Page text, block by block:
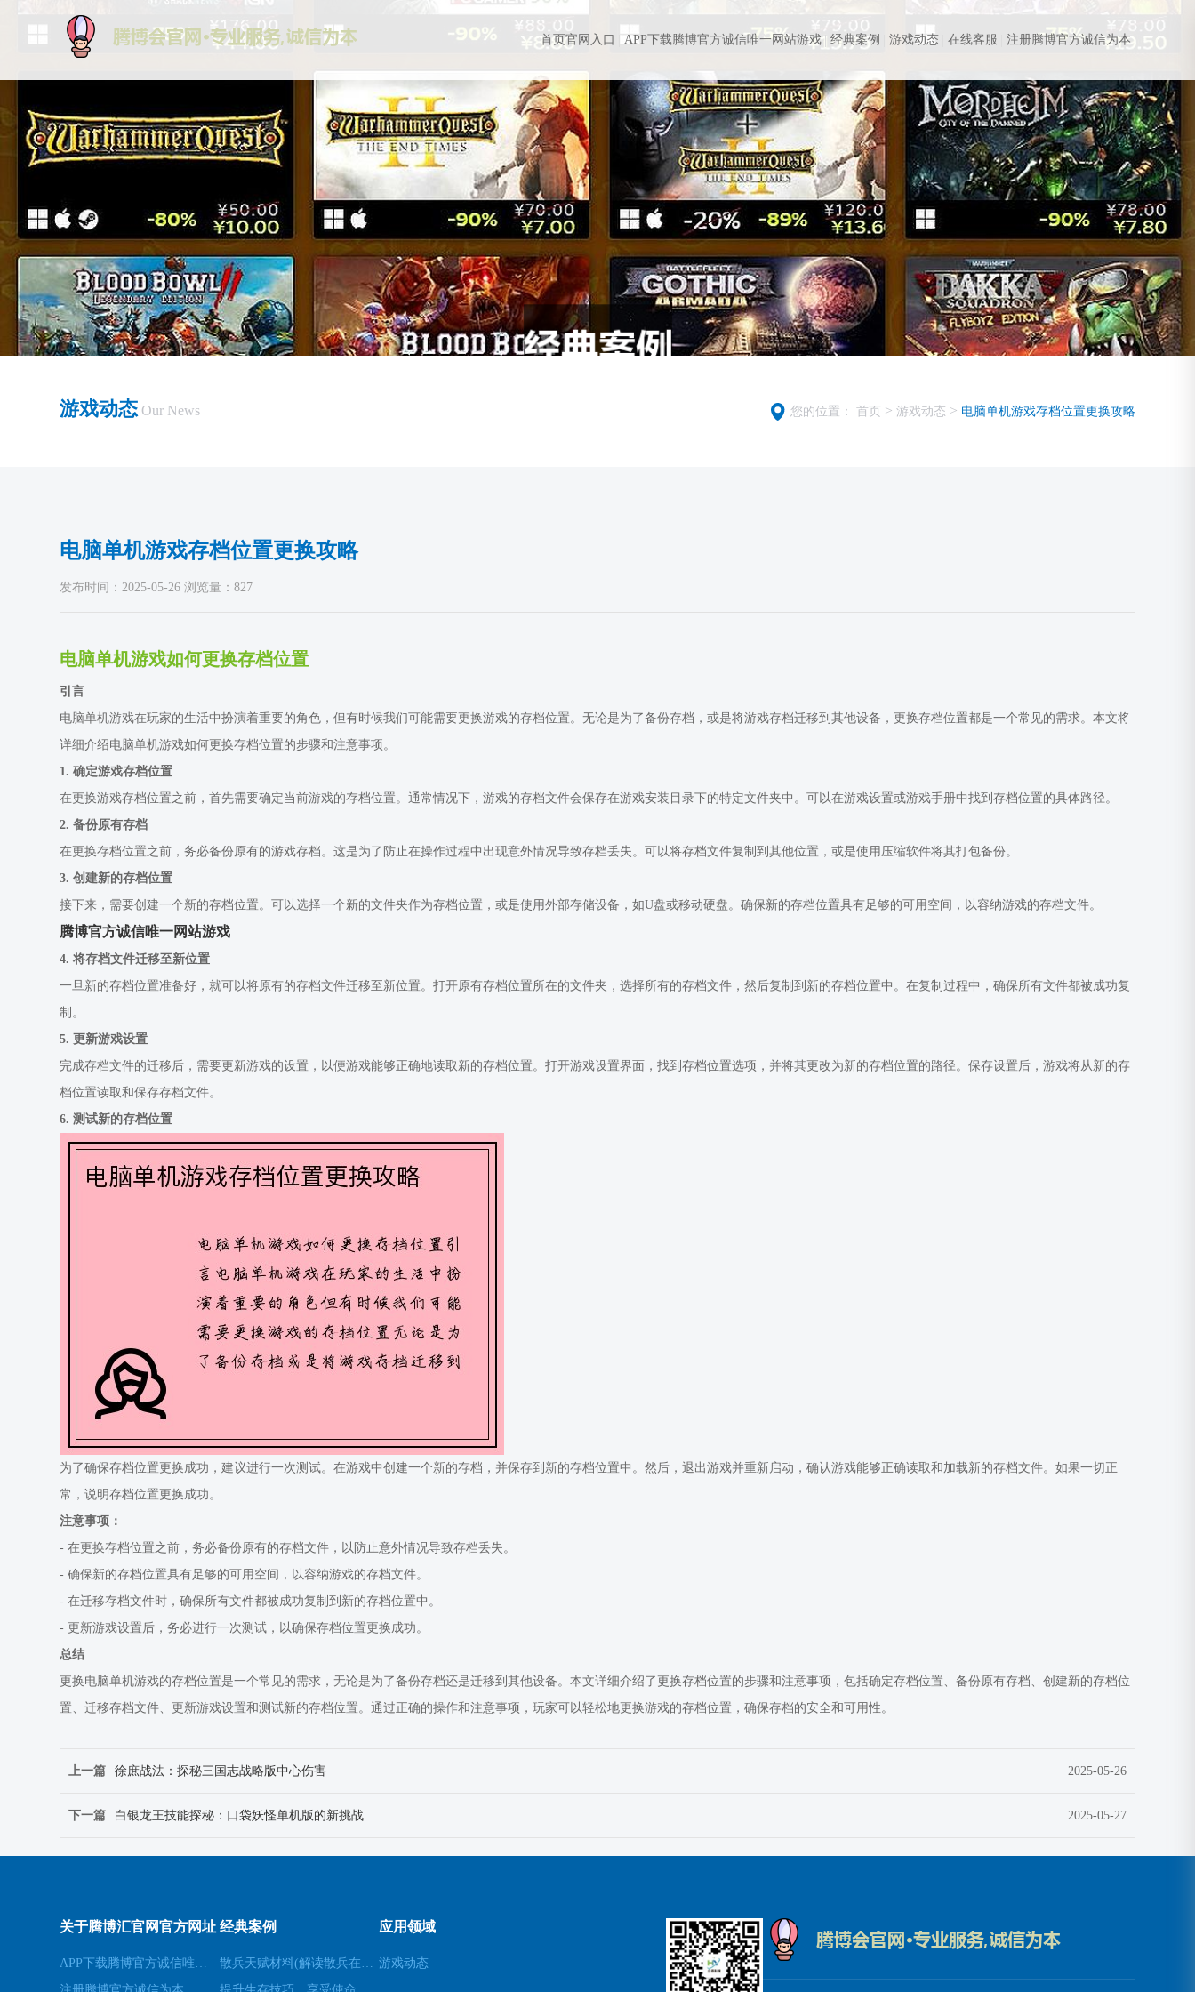
首页官网入口 APP下载腾博官方诚信唯一网站游戏 经典案例 游戏动态 在线客服 注册腾博官方诚信为本
游戏动态 Our News 您的位置： 首页 > 游戏动态 > 电脑单机游戏存档位置更换攻略
电脑单机游戏存档位置更换攻略
发布时间：2025-05-26 浏览量：827
电脑单机游戏如何更换存档位置
引言
电脑单机游戏在玩家的生活中扮演着重要的角色，但有时候我们可能需要更换游戏的存档位置。无论是为了备份存档，或是将游戏存档迁移到其他设备，更换存档位置都是一个常见的需求。本文将
详细介绍电脑单机游戏如何更换存档位置的步骤和注意事项。
1. 确定游戏存档位置
在更换游戏存档位置之前，首先需要确定当前游戏的存档位置。通常情况下，游戏的存档文件会保存在游戏安装目录下的特定文件夹中。可以在游戏设置或游戏手册中找到存档位置的具体路径。
2. 备份原有存档
在更换存档位置之前，务必备份原有的游戏存档。这是为了防止在操作过程中出现意外情况导致存档丢失。可以将存档文件复制到其他位置，或是使用压缩软件将其打包备份。
3. 创建新的存档位置
接下来，需要创建一个新的存档位置。可以选择一个新的文件夹作为存档位置，或是使用外部存储设备，如U盘或移动硬盘。确保新的存档位置具有足够的可用空间，以容纳游戏的存档文件。
腾博官方诚信唯一网站游戏
4. 将存档文件迁移至新位置
一旦新的存档位置准备好，就可以将原有的存档文件迁移至新位置。打开原有存档位置所在的文件夹，选择所有的存档文件，然后复制到新的存档位置中。在复制过程中，确保所有文件都被成功复
制。
5. 更新游戏设置
完成存档文件的迁移后，需要更新游戏的设置，以便游戏能够正确地读取新的存档位置。打开游戏设置界面，找到存档位置选项，并将其更改为新的存档位置的路径。保存设置后，游戏将从新的存
档位置读取和保存存档文件。
6. 测试新的存档位置
为了确保存档位置更换成功，建议进行一次测试。在游戏中创建一个新的存档，并保存到新的存档位置中。然后，退出游戏并重新启动，确认游戏能够正确读取和加载新的存档文件。如果一切正
常，说明存档位置更换成功。
注意事项：
- 在更换存档位置之前，务必备份原有的存档文件，以防止意外情况导致存档丢失。
- 确保新的存档位置具有足够的可用空间，以容纳游戏的存档文件。
- 在迁移存档文件时，确保所有文件都被成功复制到新的存档位置中。
- 更新游戏设置后，务必进行一次测试，以确保存档位置更换成功。
总结
更换电脑单机游戏的存档位置是一个常见的需求，无论是为了备份存档还是迁移到其他设备。本文详细介绍了更换存档位置的步骤和注意事项，包括确定存档位置、备份原有存档、创建新的存档位
置、迁移存档文件、更新游戏设置和测试新的存档位置。通过正确的操作和注意事项，玩家可以轻松地更换游戏的存档位置，确保存档的安全和可用性。
上一篇 徐庶战法：探秘三国志战略版中心伤害 2025-05-26
下一篇 白银龙王技能探秘：口袋妖怪单机版的新挑战 2025-05-27
关于腾博汇官网官方网址
APP下载腾博官方诚信唯一网站游戏
经典案例
散兵天赋材料(解读散兵在游戏中的天赋技能)
应用领域
游戏动态